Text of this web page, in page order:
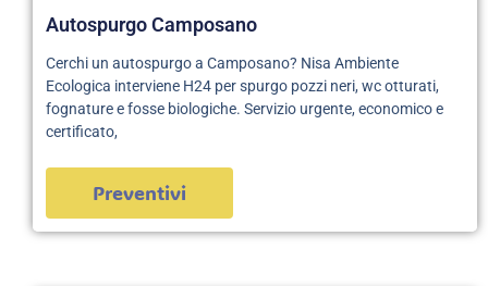
Autospurgo Camposano
Cerchi un autospurgo a Camposano? Nisa Ambiente
Ecologica interviene H24 per spurgo pozzi neri, wc otturati,
fognature e fosse biologiche. Servizio urgente, economico e
certificato,
Preventivi